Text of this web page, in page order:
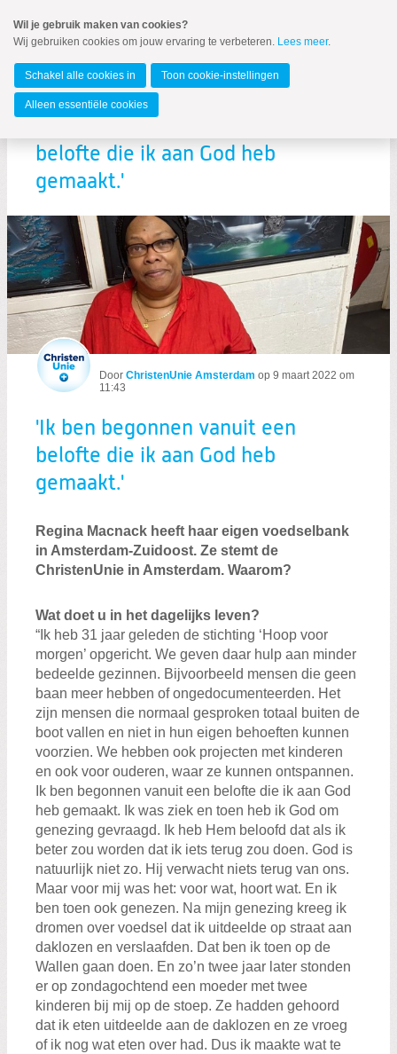
naar
Spring
de
inhoud
Spring
naar
hoofdmenu
Amsterdam
MENU
Zoeken:
Zoeken
belofte die ik aan God heb
gemaakt.'
Door ChristenUnie Amsterdam op 9 maart 2022 om
11:43
'Ik ben begonnen vanuit een
belofte die ik aan God heb
gemaakt.'
Regina Macnack heeft haar eigen voedselbank
in Amsterdam-Zuidoost. Ze stemt de
ChristenUnie in Amsterdam. Waarom?
Wat doet u in het dagelijks leven?
“Ik heb 31 jaar geleden de stichting ‘Hoop voor
morgen’ opgericht. We geven daar hulp aan minder
bedeelde gezinnen. Bijvoorbeeld mensen die geen
baan meer hebben of ongedocumenteerden. Het
zijn mensen die normaal gesproken totaal buiten de
boot vallen en niet in hun eigen behoeften kunnen
voorzien. We hebben ook projecten met kinderen
en ook voor ouderen, waar ze kunnen ontspannen.
Ik ben begonnen vanuit een belofte die ik aan God
heb gemaakt. Ik was ziek en toen heb ik God om
genezing gevraagd. Ik heb Hem beloofd dat als ik
beter zou worden dat ik iets terug zou doen. God is
natuurlijk niet zo. Hij verwacht niets terug van ons.
Maar voor mij was het: voor wat, hoort wat. En ik
ben toen ook genezen. Na mijn genezing kreeg ik
dromen over voedsel dat ik uitdeelde op straat aan
daklozen en verslaafden. Dat ben ik toen op de
Wallen gaan doen. En zo’n twee jaar later stonden
er op zondagochtend een moeder met twee
kinderen bij mij op de stoep. Ze hadden gehoord
dat ik eten uitdeelde aan de daklozen en ze vroeg
of ik nog wat eten over had. Dus ik maakte wat te
Wil je gebruik maken van cookies?
Wij gebruiken cookies om jouw ervaring te verbeteren. Lees meer.
Schakel alle cookies in Toon cookie-instellingen
Alleen essentiële cookies